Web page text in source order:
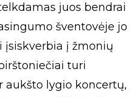
juos bendrai
šventovėje jo
į žmonių
turi
aukšto lygio koncertų,